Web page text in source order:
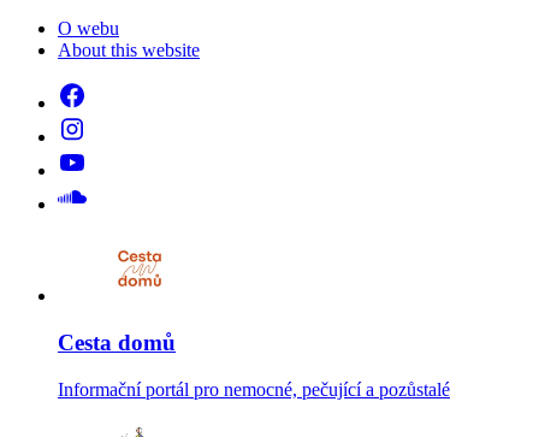
O webu
About this website
Cesta domů
Informační portál pro nemocné, pečující a pozůstalé